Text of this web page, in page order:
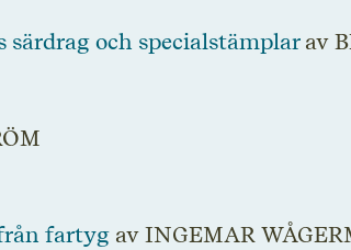
och specialstämplarav
fartyg av INGEMAR